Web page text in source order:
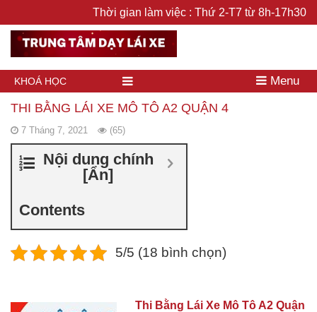
Thời gian làm việc : Thứ 2-T7 từ 8h-17h30
KHOÁ HỌC Menu
THI BẰNG LÁI XE MÔ TÔ A2 QUẬN 4
7 Tháng 7, 2021 (65)
Nội dung chính
[Ẩn]
Contents
5/5 (18 bình chọn)
Thi Bằng Lái Xe Mô Tô A2 Quận